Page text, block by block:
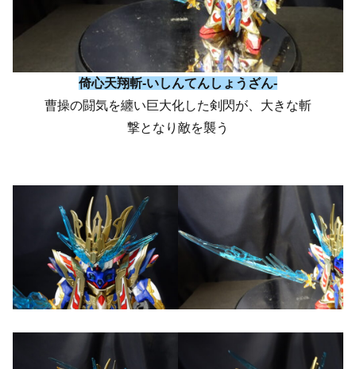
倚心天翔斬-いしんてんしょうざん-
曹操の闘気を纏い巨大化した剣閃が、大きな斬
撃となり敵を襲う